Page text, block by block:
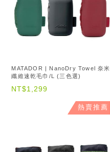
MATADOR | NanoDry Towel 奈米
纖維速乾毛巾/L (三色選)
NT$1,299
熱賣推薦